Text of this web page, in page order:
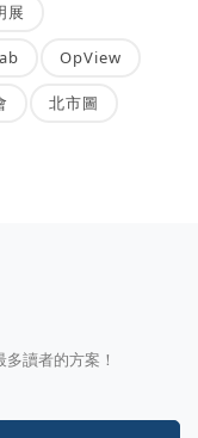
展
OpView
北市圖
讀者的方案！